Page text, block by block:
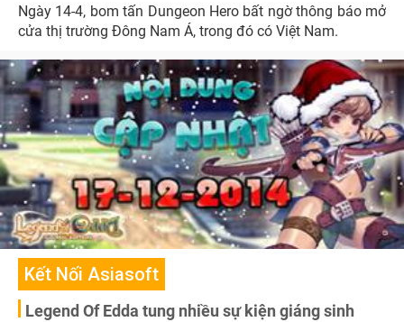
Ngày 14-4, bom tấn Dungeon Hero bất ngờ thông báo mở
cửa thị trường Đông Nam Á, trong đó có Việt Nam.
Kết Nối Asiasoft
Legend Of Edda tung nhiều sự kiện giáng sinh